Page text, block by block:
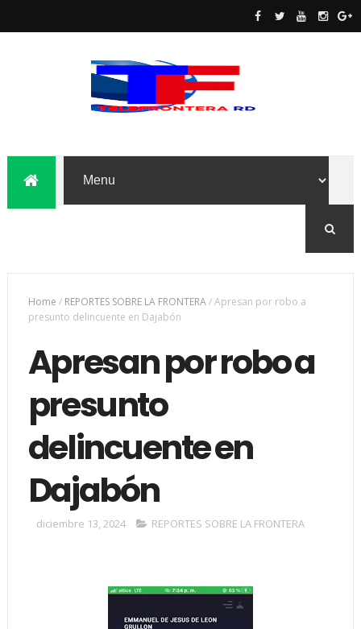
Home / REPORTES SOBRE LA FRONTERA/Apresan por robo a
presunto delincuente en Dajabón
Apresan por robo a
presunto
delincuente en
Dajabón
diciembre 13, 2024 REPORTES SOBRE LA FRONTERA